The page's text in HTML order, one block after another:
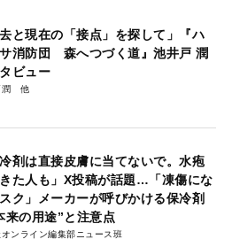
去と現在の「接点」を探して」『ハ
消防団 森へつづく道』池井戸 潤
ビュー
冷剤は直接皮膚に当てないで。水疱
た人も」X投稿が話題…「凍傷にな
ク」メーカーが呼びかける保冷剤
来の用途”と注意点
ンライン編集部ニュース班